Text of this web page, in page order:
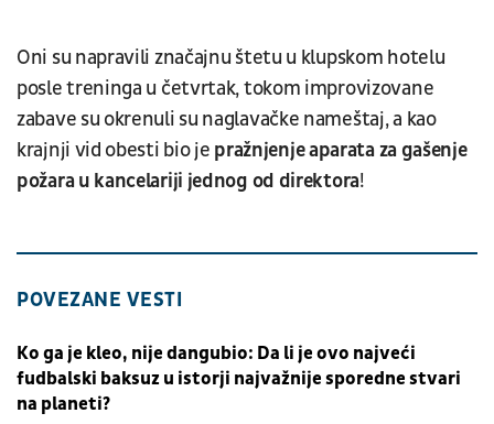
Oni su napravili značajnu štetu u klupskom hotelu
posle treninga u četvrtak, tokom improvizovane
zabave su okrenuli su naglavačke nameštaj, a kao
krajnji vid obesti bio je pražnjenje aparata za gašenje
požara u kancelariji jednog od direktora!
POVEZANE VESTI
Ko ga je kleo, nije dangubio: Da li je ovo najveći
fudbalski baksuz u istorji najvažnije sporedne stvari
na planeti?